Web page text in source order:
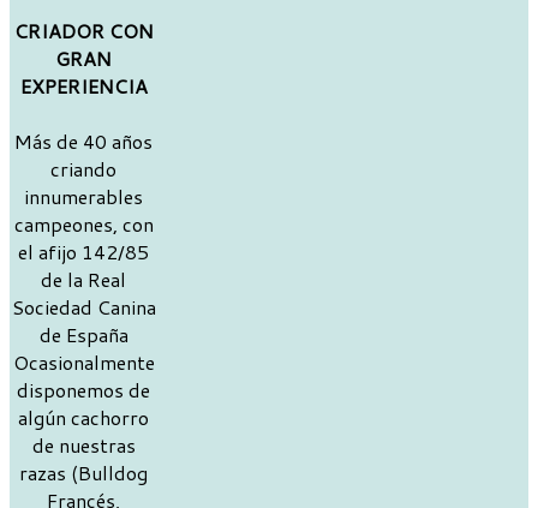
CRIADOR CON
GRAN
EXPERIENCIA
Más de 40 años
criando
innumerables
campeones, con
el afijo 142/85
de la Real
Sociedad Canina
de España
Ocasionalmente
disponemos de
algún cachorro
de nuestras
razas (Bulldog
Francés,